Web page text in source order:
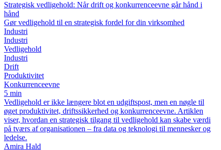
Strategisk vedligehold: Når drift og konkurrenceevne går hånd i
hånd
Gør vedligehold til en strategisk fordel for din virksomhed
Industri
Industri
Vedligehold
Industri
Drift
Produktivitet
Konkurrenceevne
5 min
Vedligehold er ikke længere blot en udgiftspost, men en nøgle til
øget produktivitet, driftssikkerhed og konkurrenceevne. Artiklen
viser, hvordan en strategisk tilgang til vedligehold kan skabe værdi
på tværs af organisationen – fra data og teknologi til mennesker og
ledelse.
Amira Hald